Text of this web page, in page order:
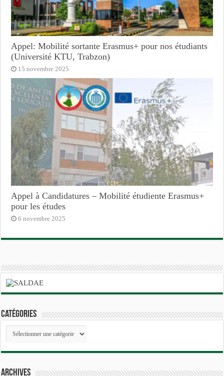
Appel: Mobilité sortante Erasmus+ pour nos étudiants
(Université KTU, Trabzon)
15 novembre 2025
Appel à Candidatures – Mobilité étudiente Erasmus+
pour les études
6 novembre 2025
Catégories
Catégories
Archives